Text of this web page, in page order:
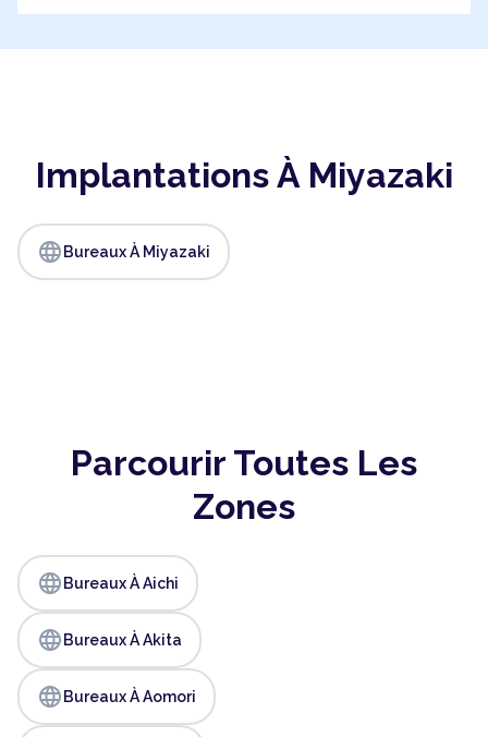
Implantations À Miyazaki
language Bureaux À Miyazaki
Parcourir Toutes Les
Zones
language Bureaux À Aichi
language Bureaux À Akita
language Bureaux À Aomori